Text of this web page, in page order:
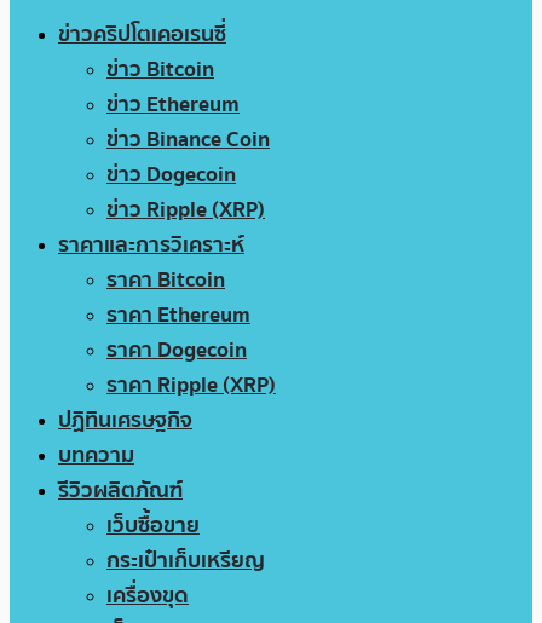
ข่าวคริปโตเคอเรนซี่
ข่าว Bitcoin
ข่าว Ethereum
ข่าว Binance Coin
ข่าว Dogecoin
ข่าว Ripple (XRP)
ราคาและการวิเคราะห์
ราคา Bitcoin
ราคา Ethereum
ราคา Dogecoin
ราคา Ripple (XRP)
ปฏิทินเศรษฐกิจ
บทความ
รีวิวผลิตภัณฑ์
เว็บซื้อขาย
กระเป๋าเก็บเหรียญ
เครื่องขุด